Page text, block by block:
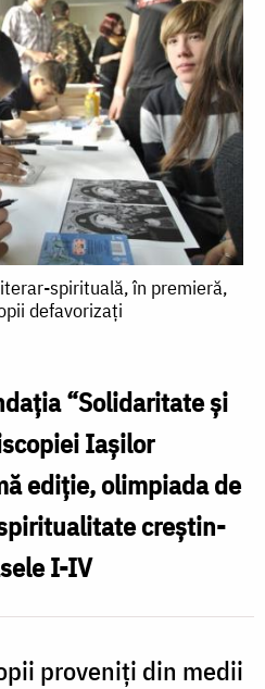
spirituală, în premieră,
defavorizați
“Solidaritate și
Iașilor
ediție, olimpiada de
creștin-
I-IV
proveniți din medii